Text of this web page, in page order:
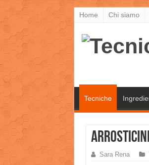
Home Chi siamo
Tecniche
Arrosticini
Sara Rena